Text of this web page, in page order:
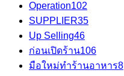
Operation102
SUPPLIER35
Up Selling46
ก่อนเปิดร้าน106
มือใหม่ทำร้านอาหาร8